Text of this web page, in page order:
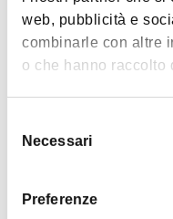
web, pubblicità e
combinarle con altre
o che hanno raccolto
delNecessari
Preferenze